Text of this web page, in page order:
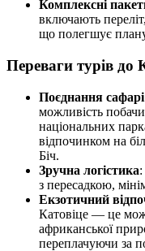
Комплексні
включають
що полегшує
Переваги турів до
Поєднання
можливість
національних
відпочинком на
Біч.
Зручна логістика
з пересадкою,
Екзотичний
Катовіце — це
африканської
переплачуючи за